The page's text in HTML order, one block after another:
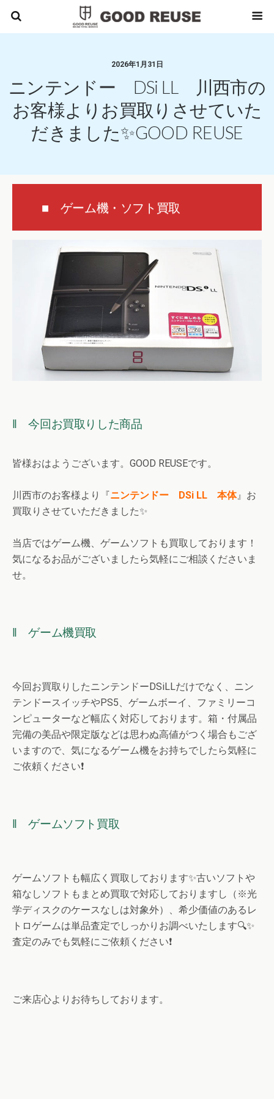
2026年1月31日
ニンテンドー DSi LL 川西市の
お客様よりお買取りさせていた
だきました✨GOOD REUSE
■ ゲーム機・ソフト買取
‖ 今回お買取りした商品
皆様おはようございます。GOOD REUSEです。
川西市のお客様より『ニンテンドー DSi LL 本体』お
買取りさせていただきました✨
当店ではゲーム機、ゲームソフトも買取しております！
気になるお品がございましたら気軽にご相談くださいま
せ。
‖ ゲーム機買取
今回お買取りしたニンテンドーDSiLLだけでなく、ニン
テンドースイッチやPS5、ゲームボーイ、ファミリーコ
ンピューターなど幅広く対応しております。箱・付属品
完備の美品や限定版などは思わぬ高値がつく場合もござ
いますので、気になるゲーム機をお持ちでしたら気軽に
ご依頼ください❗
‖ ゲームソフト買取
ゲームソフトも幅広く買取しております✨古いソフトや
箱なしソフトもまとめ買取で対応しておりますし（※光
学ディスクのケースなしは対象外）、希少価値のあるレ
トロゲームは単品査定でしっかりお調べいたします🔍✨
査定のみでも気軽にご依頼ください❗
ご来店心よりお待ちしております。